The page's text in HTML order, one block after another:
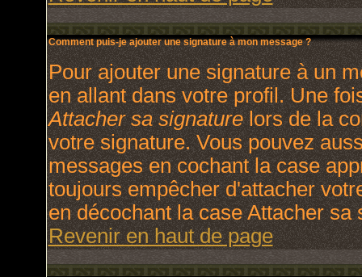
Comment puis-je ajouter une signature à mon message ?
Pour ajouter une signature à un
en allant dans votre profil. Une
Attacher sa signaturelors de la
votre signature. Vous pouvez
messages en cochant la case
toujours empêcher d'attacher
en décochant la case Attacher
Revenir en haut de page